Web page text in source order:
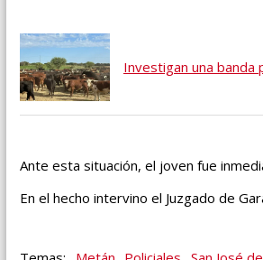
Investigan una banda
Ante esta situación, el joven fue
En el hecho intervino el Juzgado de